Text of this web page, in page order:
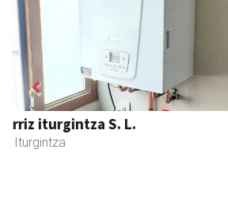
Izkiriota ardoak
Andoain - Ardoak
Previous